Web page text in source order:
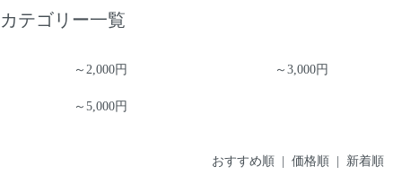
カテゴリー一覧
～2,000円 ～3,000円
～5,000円
おすすめ順 | 価格順 新着順